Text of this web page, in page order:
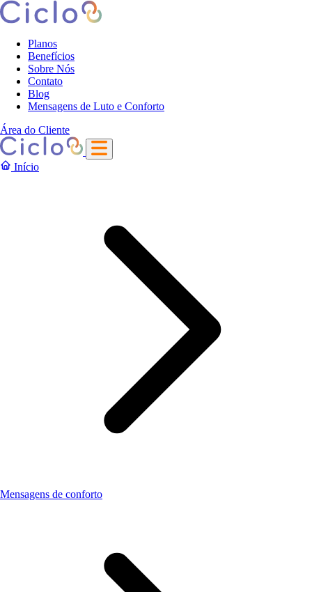
Planos
Benefícios
Sobre Nós
Contato
Blog
Mensagens de Luto e Conforto
Área do Cliente
Início
Mensagens de conforto